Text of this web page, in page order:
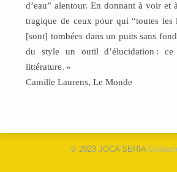
d’eau” alentour. En donnant à voir et
tragique de ceux pour qui “toutes les
[sont] tombées dans un puits sans
du style un outil d’élucidation : ce
littérature. »
Camille Laurens, Le Monde
© 2023 JOCA SERIA